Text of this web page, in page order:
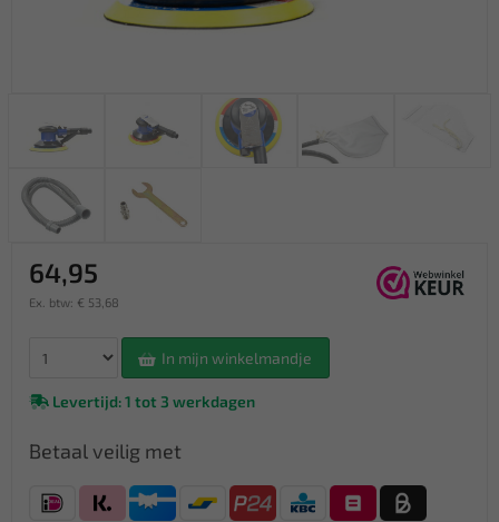
64,95
Ex. btw: € 53,68
In mijn winkelmandje
Levertijd: 1 tot 3 werkdagen
Betaal veilig met